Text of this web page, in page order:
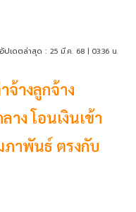
อัปเดตล่าสุด : 25 มี.ค. 68 | 03:36 น.
จ้างลูกจ้าง
ง โอนเงินเข้า
ภาพันธ์ ตรงกับ